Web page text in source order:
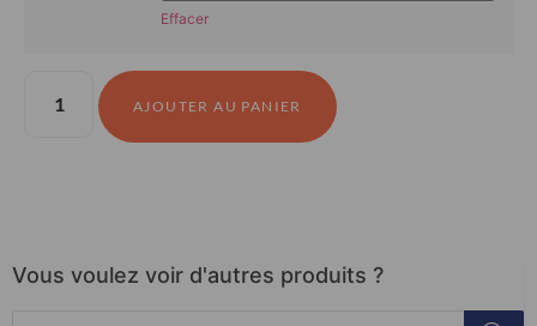
Effacer
AJOUTER AU PANIER
Vous voulez voir d'autres produits ?